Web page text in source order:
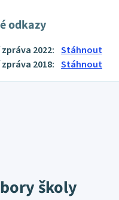
odkazy
2022: Stáhnout
2018: Stáhnout
školy